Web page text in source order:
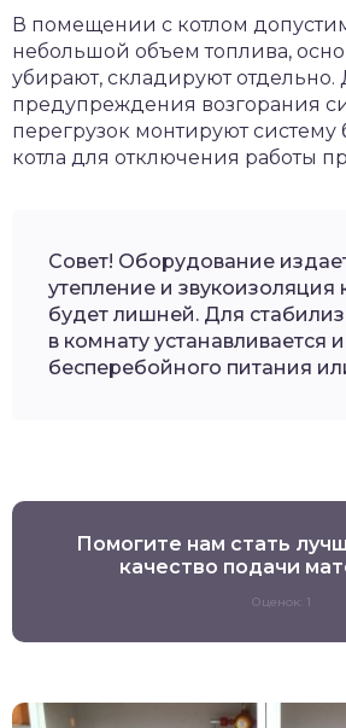
В помещении с котлом
небольшой объем топлива,
убирают, складируют отдельно.
предупреждения возгорания
перегрузок монтируют систему
котла для отключения работы
Совет! Оборудование
утепление и звукоизоляция
будет лишней. Для
в комнату устанавливается
бесперебойного питания
Помогите нам стать
качество подачи
Оценок: 1